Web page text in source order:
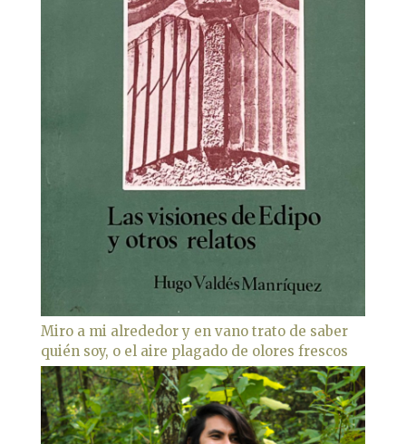
Miro a mi alrededor y en vano trato de saber
quién soy, o el aire plagado de olores frescos